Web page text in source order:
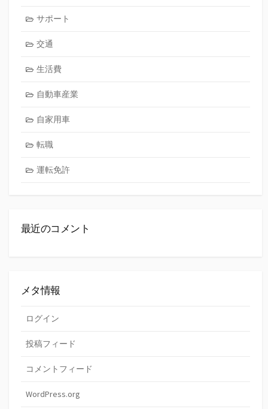
サポート
交通
生活費
自動車産業
自家用車
転職
運転免許
最近のコメント
メタ情報
ログイン
投稿フィード
コメントフィード
WordPress.org